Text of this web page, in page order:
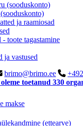
(sooduskonto)
ja raamiosad
toote tagastamine
ja vastused
brimo@brimo.ee
toetanud 330
makse
(ettearve)